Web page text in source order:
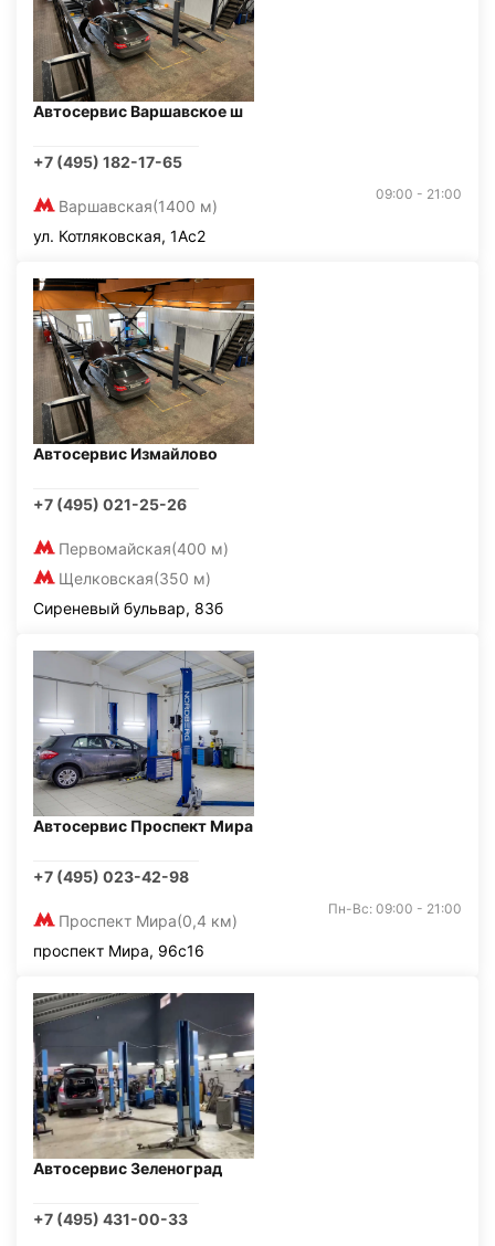
Автосервис Варшавское ш
+7 (495) 182-17-65
Варшавская(1400 м)
09:00 - 21:00
ул. Котляковская, 1Ас2
Автосервис Измайлово
+7 (495) 021-25-26
Первомайская(400 м)
Щелковская(350 м)
Сиреневый бульвар, 83б
Автосервис Проспект Мира
+7 (495) 023-42-98
Проспект Мира(0,4 км)
Пн-Вс: 09:00 - 21:00
проспект Мира, 96с16
Автосервис Зеленоград
+7 (495) 431-00-33